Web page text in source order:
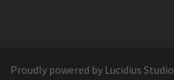
Proudly powered by Lucidius